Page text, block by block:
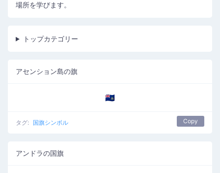
場所を学びます。
トップカテゴリー
アセンション島の旗
🇦🇨
タグ: 国旗シンボル Copy
アンドラの国旗